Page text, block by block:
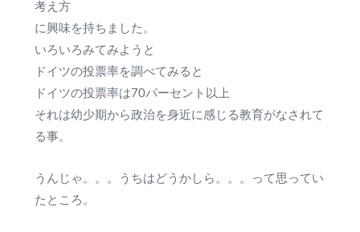
考え方
に興味を持ちました。
いろいろみてみようと
ドイツの投票率を調べてみると
ドイツの投票率は70パーセント以上
それは幼少期から政治を身近に感じる教育がなされて
る事。
うんじゃ。。。うちはどうかしら。。。って思ってい
たところ。